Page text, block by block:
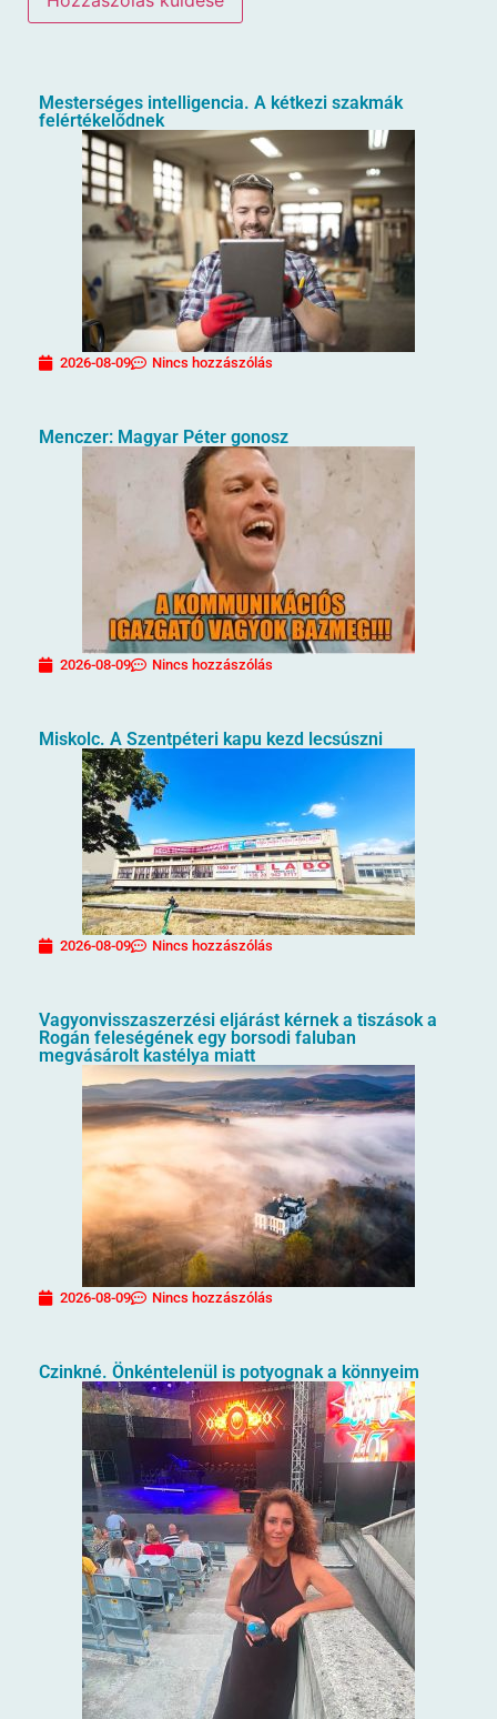
Mesterséges intelligencia. A kétkezi szakmák
felértékelődnek
2026-08-09 Nincs hozzászólás
Menczer: Magyar Péter gonosz
2026-08-09 Nincs hozzászólás
Miskolc. A Szentpéteri kapu kezd lecsúszni
2026-08-09 Nincs hozzászólás
Vagyonvisszaszerzési eljárást kérnek a tiszások a
Rogán feleségének egy borsodi faluban
megvásárolt kastélya miatt
2026-08-09 Nincs hozzászólás
Czinkné. Önkéntelenül is potyognak a könnyeim